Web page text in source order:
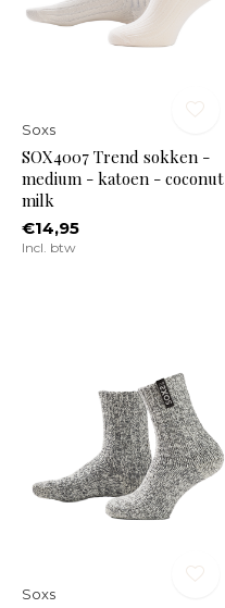
Soxs
SOX4007 Trend sokken -
medium - katoen - coconut
milk
€14,95
Incl. btw
Soxs